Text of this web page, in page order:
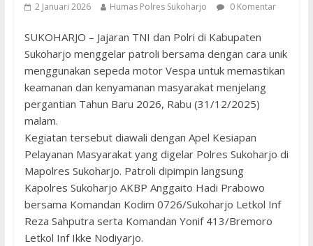
2 Januari 2026 Humas Polres Sukoharjo 0 Komentar
SUKOHARJO – Jajaran TNI dan Polri di Kabupaten
Sukoharjo menggelar patroli bersama dengan cara unik
menggunakan sepeda motor Vespa untuk memastikan
keamanan dan kenyamanan masyarakat menjelang
pergantian Tahun Baru 2026, Rabu (31/12/2025)
malam.
Kegiatan tersebut diawali dengan Apel Kesiapan
Pelayanan Masyarakat yang digelar Polres Sukoharjo di
Mapolres Sukoharjo. Patroli dipimpin langsung
Kapolres Sukoharjo AKBP Anggaito Hadi Prabowo
bersama Komandan Kodim 0726/Sukoharjo Letkol Inf
Reza Sahputra serta Komandan Yonif 413/Bremoro
Letkol Inf Ikke Nodiyarjo.